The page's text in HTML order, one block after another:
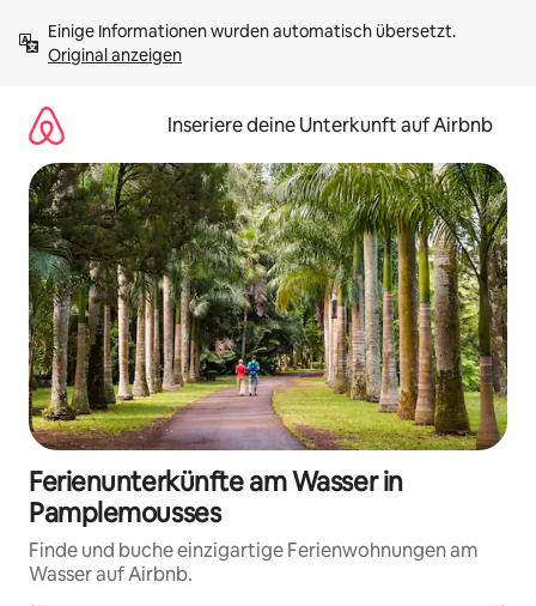
Inhalten
springenOriginal anzeigen
Inseriere deine Unterkunft auf Airbnb
Ferienunterkünfte am Wasser in
Pamplemousses
Finde und buche einzigartige Ferienwohnungen am
Wasser auf Airbnb.